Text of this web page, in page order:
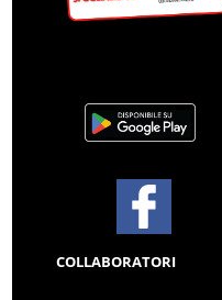
COLLABORATORI